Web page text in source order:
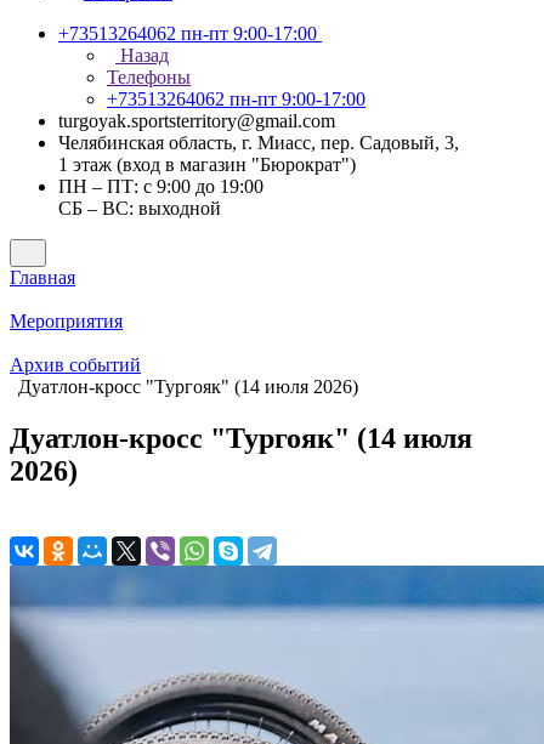
+73513264062 пн-пт 9:00-17:00
Назад
Телефоны
+73513264062 пн-пт 9:00-17:00
turgoyak.sportsterritory@gmail.com
Челябинская область, г. Миасс, пер. Садовый, 3,
1 этаж (вход в магазин "Бюрократ")
ПН – ПТ: с 9:00 до 19:00
СБ – ВС: выходной
Главная
Мероприятия
Архив событий
Дуатлон-кросс "Тургояк" (14 июля 2026)
Дуатлон-кросс "Тургояк" (14 июля
2026)